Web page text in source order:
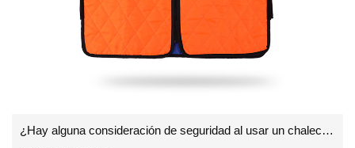
¿Hay alguna consideración de seguridad al usar un chaleco deportivo?